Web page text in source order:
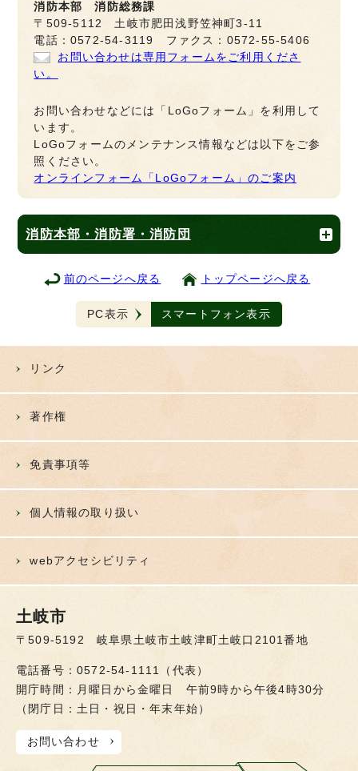
消防本部 消防総務課
〒509-5112 土岐市肥田浅野笠神町3-11
電話：0572-54-3119 ファクス：0572-55-5406
お問い合わせは専用フォームをご利用くださ
い。
お問い合わせなどには「LoGoフォーム」を利用して
います。
LoGoフォームのメンテナンス情報などは以下をご参
照ください。
オンラインフォーム「LoGoフォーム」のご案内
消防本部・消防署・消防団
前のページへ戻る トップページへ戻る
PC表示 スマートフォン表示
リンク
著作権
免責事項等
個人情報の取り扱い
webアクセシビリティ
土岐市
〒509-5192 岐阜県土岐市土岐津町土岐口2101番地
電話番号：0572-54-1111（代表）
開庁時間：月曜日から金曜日 午前9時から午後4時30分
（閉庁日：土日・祝日・年末年始）
お問い合わせ